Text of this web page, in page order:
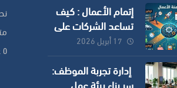
إتمام الأعمال : كيف
تساعد الشركات على
توفير الوقت والموارد
وزيادة الدقة؟
17 أبريل 2026
إدارة تجربة الموظف:
٥ عصر من يوم الأحد إلى يوم الخميس .